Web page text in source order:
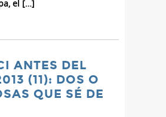
el […]
ANTES DEL
(11): DOS O
QUE SÉ DE